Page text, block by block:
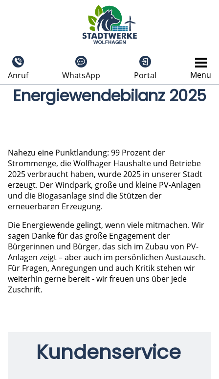
Anruf WhatsApp Portal Menu
Energiewendebilanz 2025
Nahezu eine Punktlandung: 99 Prozent der
Strommenge, die Wolfhager Haushalte und Betriebe
2025 verbraucht haben, wurde 2025 in unserer Stadt
erzeugt. Der Windpark, große und kleine PV-Anlagen
und die Biogasanlage sind die Stützen der
erneuerbaren Erzeugung.
Die Energiewende gelingt, wenn viele mitmachen. Wir
sagen Danke für das große Engagement der
Bürgerinnen und Bürger, das sich im Zubau von PV-
Anlagen zeigt – aber auch im persönlichen Austausch.
Für Fragen, Anregungen und auch Kritik stehen wir
weiterhin gerne bereit - wir freuen uns über jede
Zuschrift.
Kundenservice